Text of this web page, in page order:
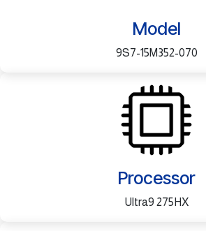
Model
9S7-15M352-070
Processor
Ultra9 275HX